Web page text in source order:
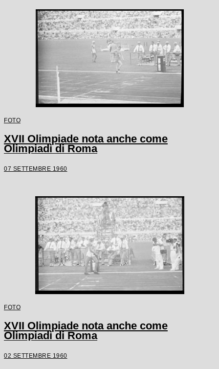
FOTO
XVII Olimpiade nota anche come
Olimpiadi di Roma
07 SETTEMBRE 1960
FOTO
XVII Olimpiade nota anche come
Olimpiadi di Roma
02 SETTEMBRE 1960